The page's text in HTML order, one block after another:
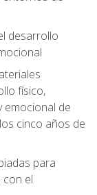
desarrollo
físico,
emocional de
cinco años de
para
el